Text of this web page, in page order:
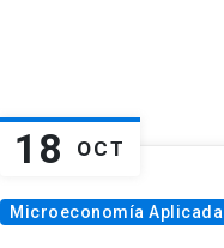
18 OCT
Microeconomía Aplicada